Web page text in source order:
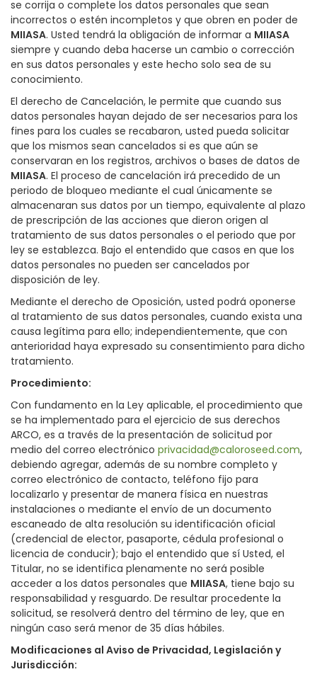
se corrija o complete los datos personales que sean
incorrectos o estén incompletos y que obren en poder de
MIIASA. Usted tendrá la obligación de informar a MIIASA
siempre y cuando deba hacerse un cambio o corrección
en sus datos personales y este hecho solo sea de su
conocimiento.
El derecho de Cancelación, le permite que cuando sus
datos personales hayan dejado de ser necesarios para los
fines para los cuales se recabaron, usted pueda solicitar
que los mismos sean cancelados si es que aún se
conservaran en los registros, archivos o bases de datos de
MIIASA. El proceso de cancelación irá precedido de un
periodo de bloqueo mediante el cual únicamente se
almacenaran sus datos por un tiempo, equivalente al plazo
de prescripción de las acciones que dieron origen al
tratamiento de sus datos personales o el periodo que por
ley se establezca. Bajo el entendido que casos en que los
datos personales no pueden ser cancelados por
disposición de ley.
Mediante el derecho de Oposición, usted podrá oponerse
al tratamiento de sus datos personales, cuando exista una
causa legítima para ello; independientemente, que con
anterioridad haya expresado su consentimiento para dicho
tratamiento.
Procedimiento:
Con fundamento en la Ley aplicable, el procedimiento que
se ha implementado para el ejercicio de sus derechos
ARCO, es a través de la presentación de solicitud por
medio del correo electrónico privacidad@caloroseed.com,
debiendo agregar, además de su nombre completo y
correo electrónico de contacto, teléfono fijo para
localizarlo y presentar de manera física en nuestras
instalaciones o mediante el envío de un documento
escaneado de alta resolución su identificación oficial
(credencial de elector, pasaporte, cédula profesional o
licencia de conducir); bajo el entendido que sí Usted, el
Titular, no se identifica plenamente no será posible
acceder a los datos personales que MIIASA, tiene bajo su
responsabilidad y resguardo. De resultar procedente la
solicitud, se resolverá dentro del término de ley, que en
ningún caso será menor de 35 días hábiles.
Modificaciones al Aviso de Privacidad, Legislación y
Jurisdicción: